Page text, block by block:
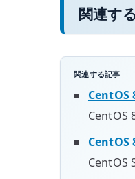
関連す
関連する記事
CentOS
CentOS
CentOS
CentOS